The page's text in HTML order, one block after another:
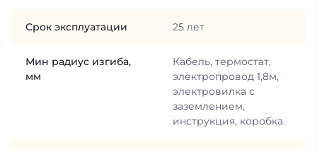
Срок эксплуатации 25 лет
Мин радиус изгиба,
мм
Кабель, термостат,
электропровод 1,8м,
электровилка с
заземлением,
инструкция, коробка.